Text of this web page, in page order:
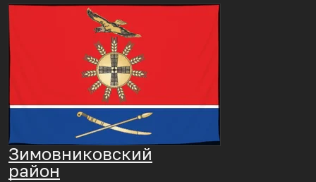
Зимовниковский
район